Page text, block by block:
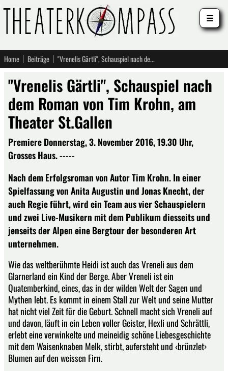
Home Beiträge "Vrenelis Gärtli", Schauspiel nach dem Roman von Tim Krohn, am Theater St.Gallen
"Vrenelis Gärtli", Schauspiel nach
dem Roman von Tim Krohn, am
Theater St.Gallen
Premiere Donnerstag, 3. November 2016, 19.30 Uhr,
Grosses Haus. -----
Nach dem Erfolgsroman von Autor Tim Krohn. In einer
Spielfassung von Anita Augustin und Jonas Knecht, der
auch Regie führt, wird ein Team aus vier Schauspielern
und zwei Live-Musikern mit dem Publikum diesseits und
jenseits der Alpen eine Bergtour der besonderen Art
unternehmen.
Wie das weltberühmte Heidi ist auch das Vreneli aus dem
Glarnerland ein Kind der Berge. Aber Vreneli ist ein
Quatemberkind, eines, das in der wilden Welt der Sagen und
Mythen lebt. Es kommt in einem Stall zur Welt und seine Mutter
hat nicht viel Zeit für die Geburt. Schnell macht sich Vreneli auf
und davon, läuft in ein Leben voller Geister, Hexli und Schrättli,
erlebt eine verwinkelte und meineidig schöne Liebesgeschichte
mit dem Waisenknaben Melk, stirbt, aufersteht und ‹brünzlet›
Blumen auf den weissen Firn.
☰